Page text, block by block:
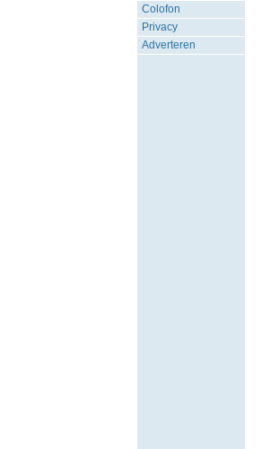
Colofon
Privacy
Adverteren